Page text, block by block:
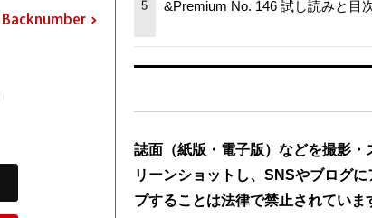
Backnumber
5 &Premium No. 146 試し読みと目
誌面（紙版・電子版）などを撮影・
リーンショットし、SNSやブログに
プすることは法律で禁止されていま